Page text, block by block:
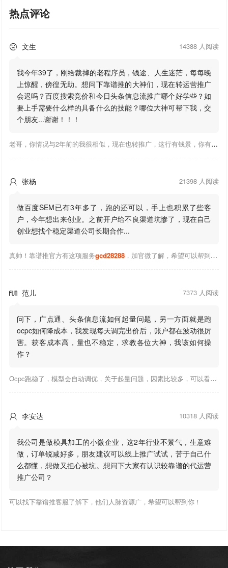
热点评论
 文生 14388 人阅读
我今年39了，刚给裁掉的老程序员，钱途、人生迷茫，每每晚
上惊醒，傍徨无助。想问下靠谱推的大神们，现在转运营推广
会迟吗？百度搜索竞价和今日头条信息流推广哪个好学些？如
要上手需要什么样的具备什么的技能？哪位大神可帮下我，交
个朋友...谢谢！！！
老哥，你情况与2年前的我很相似，现在也转推广，这行有钱景，你有基础上手会比较快，不必担心。至于学竞价还是信息流哪个好，我是信息流广告入手，现在迷上靠谱推关注大神们的营销推广干货。有空你也可多泡下这站，真能学到不少东西；希望可以帮到你！
 张杨 21398 人阅读
做百度SEM已有3年多了，跑的还可以，手上也积累了些客
户，今年想出来创业。之前开户给不良渠道坑惨了，现在自己
创业想找个稳定渠道公司长期合作...
真帅！靠谱推官方有这项服务gcd28288，加官微了解，希望可以帮到你！
 范儿 7373 人阅读
问下，广点通、头条信息流如何起量问题，另一方面就是跑
ocpc如何降成本，我发现每天调完出价后，账户都在波动很厉
害。获客成本高，量也不稳定，求教各位大神，我该如何操
作？
Ocpc跑稳了，模型会自动调优，关于起量问题，因素比较多，可以看下靠谱推大神出的干货文章，都是经验总结，应该可以找到对应解决。
 李安达 10318 人阅读
我公司是做模具加工的小微企业，这2年行业不景气，生意难
做，订单锐减好多，朋友建议可以线上推广试试，苦于自己什
么都懂，想做又担心被坑。想问下大家有认识较靠谱的代运营
推广公司？
可以找下靠谱推客服了解下，他们人脉资源广，希望可以帮到你！